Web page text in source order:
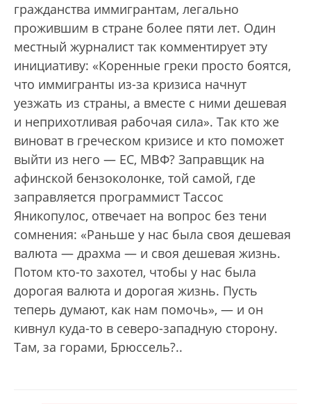
гражданства иммигрантам, легально
прожившим в стране более пяти лет. Один
местный журналист так комментирует эту
инициативу: «Коренные греки просто боятся,
что иммигранты из-за кризиса начнут
уезжать из страны, а вместе с ними дешевая
и неприхотливая рабочая сила». Так кто же
виноват в греческом кризисе и кто поможет
выйти из него — ЕС, МВФ? Заправщик на
афинской бензоколонке, той самой, где
заправляется программист Тассос
Яникопулос, отвечает на вопрос без тени
сомнения: «Раньше у нас была своя дешевая
валюта — драхма — и своя дешевая жизнь.
Потом кто-то захотел, чтобы у нас была
дорогая валюта и дорогая жизнь. Пусть
теперь думают, как нам помочь», — и он
кивнул куда-то в северо-западную сторону.
Там, за горами, Брюссель?..